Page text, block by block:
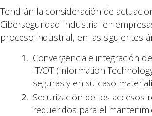
Tendrán la consideración de
Ciberseguridad Industrial en
proceso industrial, en las siguientes
Convergencia e integración
IT/OT (Information
seguras y en su caso
Securización de los accesos
requeridos para el